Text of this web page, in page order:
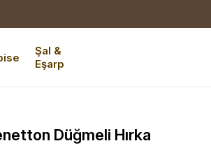
Şal &
Eşarp
Düğmeli Hırka